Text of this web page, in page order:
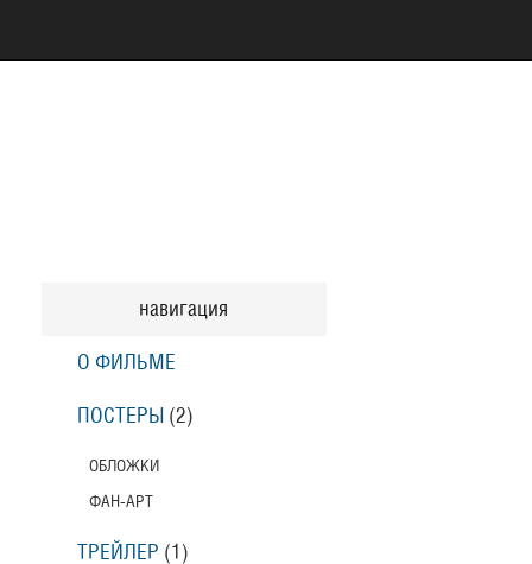
навигация
О ФИЛЬМЕ
ПОСТЕРЫ (2)
ОБЛОЖКИ
ФАН-АРТ
ТРЕЙЛЕР (1)